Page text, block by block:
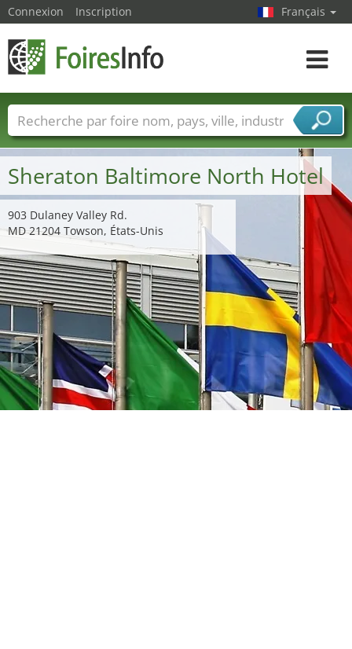
Sheraton Baltimore North Hotel
903 Dulaney Valley Rd.
MD 21204 Towson, États-Unis
Connexion Inscription Français
Toggle
Foire noms Pays Villes
Secteurs de foire
Secteurs du fournisseur de services